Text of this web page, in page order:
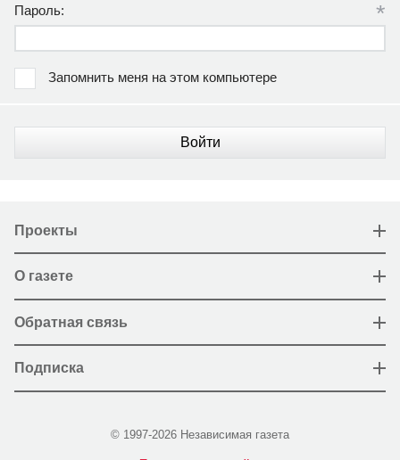
Пароль: *
Запомнить меня на этом компьютере
Войти
Проекты
О газете
Обратная связь
Подписка
© 1997-2026 Независимая газета